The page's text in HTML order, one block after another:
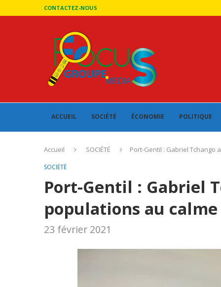
CONTACTEZ-NOUS
ACCUEIL SOCIÉTÉ ÉCONOMIE POLITIQUE
Accueil SOCIÉTÉ Port-Gentil : Gabriel Tchango
SOCIÉTÉ
Port-Gentil : Gabriel
populations au calme
23 février 2021